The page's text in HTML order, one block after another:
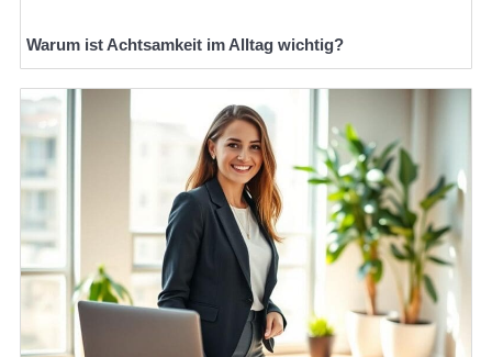
Warum ist Achtsamkeit im Alltag wichtig?